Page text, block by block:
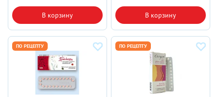
В корзину В корзину
ПО РЕЦЕПТУ ПО РЕЦЕПТУ